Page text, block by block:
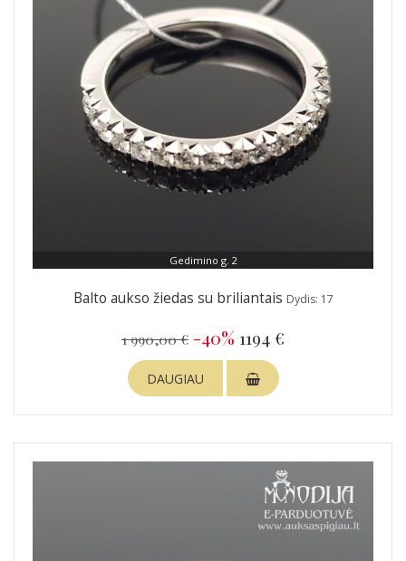
Gedimino g. 2
Balto aukso žiedas su briliantais Dydis: 17
1 990,00 € -40% 1194 €
DAUGIAU